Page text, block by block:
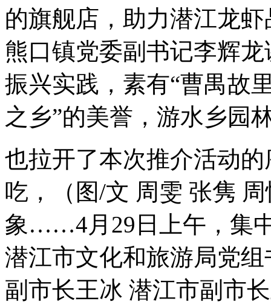
的旗舰店，助力潜江龙
熊口镇党委副书记李辉
振兴实践，素有“曹禺故
之乡”的美誉，游水乡园
也拉开了本次推介活动
吃，（图/文 周雯 张隽
象……4月29日上午，集
潜江市文化和旅游局党
副市长王冰 潜江市副市